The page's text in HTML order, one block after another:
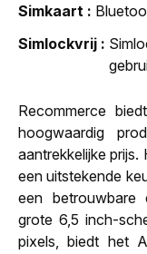
Simkaart
Simlockvrij
Recommerce
hoogwaardig
aantrekkelijke
een uitstekende
een betrouwbare
grote 6,5 inch-
pixels, biedt het